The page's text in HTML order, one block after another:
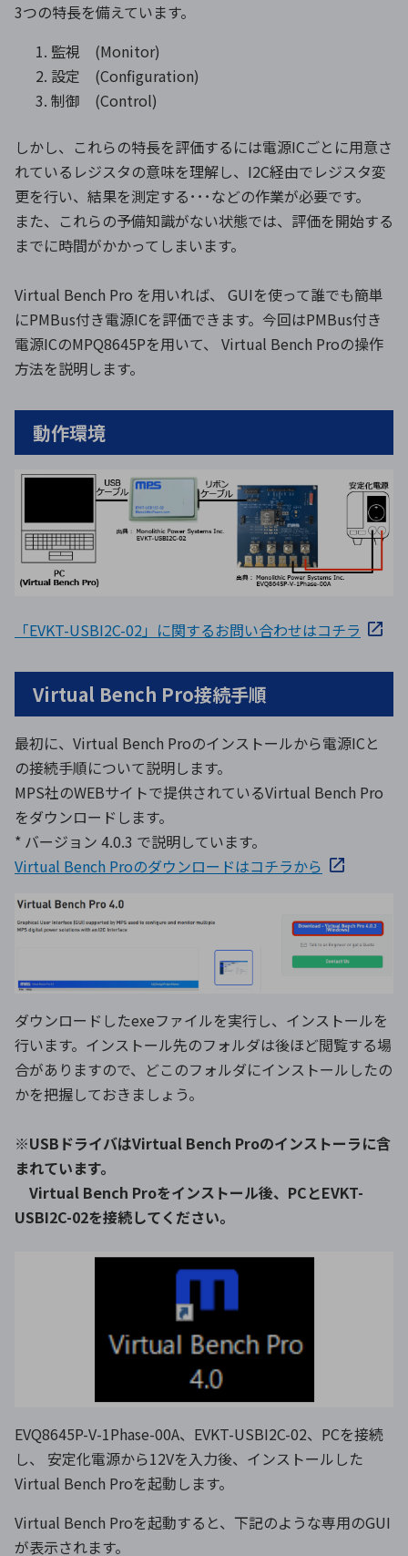
3つの特長を備えています。
監視 (Monitor)
設定 (Configuration)
制御 (Control)
しかし、これらの特長を評価するには電源ICごとに用意さ
れているレジスタの意味を理解し、I2C経由でレジスタ変
更を行い、結果を測定する･･･などの作業が必要です。
また、これらの予備知識がない状態では、評価を開始する
までに時間がかかってしまいます。
Virtual Bench Pro を用いれば、 GUIを使って誰でも簡単
にPMBus付き電源ICを評価できます。今回はPMBus付き
電源ICのMPQ8645Pを用いて、 Virtual Bench Proの操作
方法を説明します。
動作環境
「EVKT-USBI2C-02」に関するお問い合わせはコチラ
Virtual Bench Pro接続手順
最初に、Virtual Bench Proのインストールから電源ICと
の接続手順について説明します。
MPS社のWEBサイトで提供されているVirtual Bench Pro
をダウンロードします。
* バージョン 4.0.3 で説明しています。
Virtual Bench Proのダウンロードはコチラから
ダウンロードしたexeファイルを実行し、インストールを
行います。インストール先のフォルダは後ほど閲覧する場
合がありますので、どこのフォルダにインストールしたの
かを把握しておきましょう。
※USBドライバはVirtual Bench Proのインストーラに含
まれています。
Virtual Bench Proをインストール後、PCとEVKT-
USBI2C-02を接続してください。
EVQ8645P-V-1Phase-00A、EVKT-USBI2C-02、PCを接続
し、 安定化電源から12Vを入力後、インストールした
Virtual Bench Proを起動します。
Virtual Bench Proを起動すると、下記のような専用のGUI
が表示されます。